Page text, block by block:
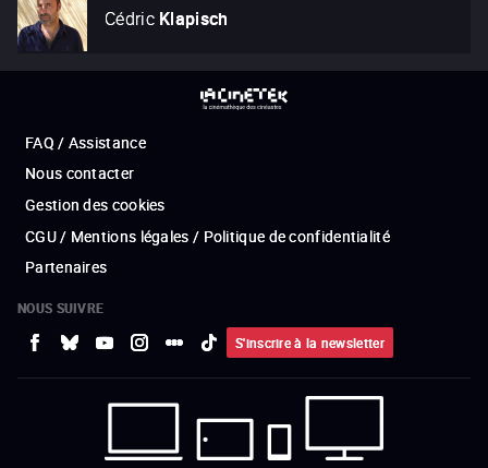
Cédric Klapisch
FAQ / Assistance
Nous contacter
Gestion des cookies
CGU / Mentions légales / Politique de confidentialité
Partenaires
NOUS SUIVRE
S'inscrire à la newsletter